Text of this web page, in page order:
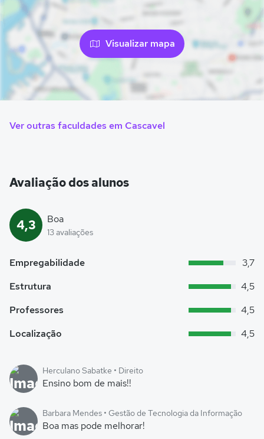
Visualizar mapa
Ver outras faculdades em Cascavel
Avaliação dos alunos
4,3 Boa
13 avaliações
Empregabilidade
3,7
Estrutura
4,5
Professores
4,5
Localização
4,5
Herculano Sabatke • Direito
Ensino bom de mais!!
Barbara Mendes • Gestão de Tecnologia da Informação
Boa mas pode melhorar!